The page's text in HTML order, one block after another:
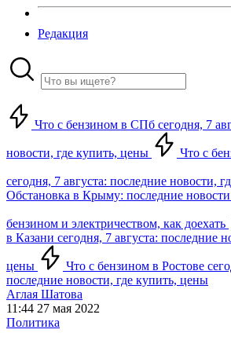
Редакция
Что с бензином в СПб сегодня, 7
новости, где купить, цены Что с
сегодня, 7 августа: последние новости,
Обстановка в Крыму: последние новости
бензином и электричеством, как доехать
в Казани сегодня, 7 августа: последние
цены
Что с бензином в Ростове
последние новости, где купить, цены
Аглая Шатова
11:44 27 мая 2022
Политика